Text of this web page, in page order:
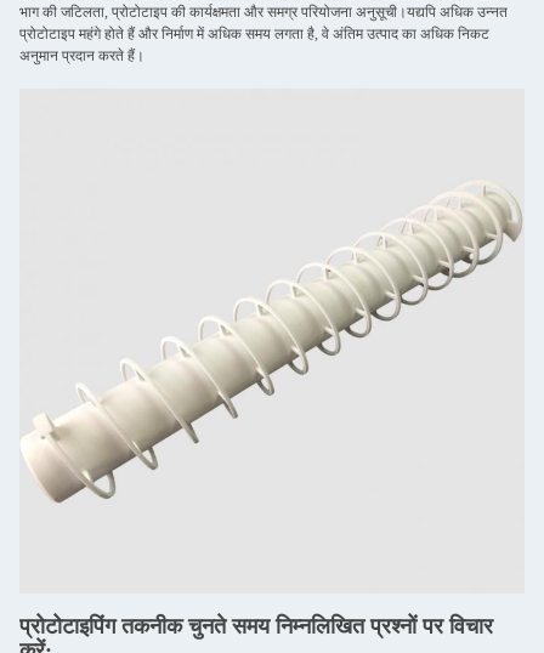
भाग की जटिलता, प्रोटोटाइप की कार्यक्षमता और समग्र परियोजना अनुसूची।यद्यपि अधिक उन्नत
प्रोटोटाइप महंगे होते हैं और निर्माण में अधिक समय लगता है, वे अंतिम उत्पाद का अधिक निकट
अनुमान प्रदान करते हैं।
प्रोटोटाइपिंग तकनीक चुनते समय निम्नलिखित प्रश्नों पर विचार